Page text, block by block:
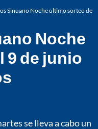
Sinuano Noche último sorteo del
Noche
9 de junio
se lleva a cabo un